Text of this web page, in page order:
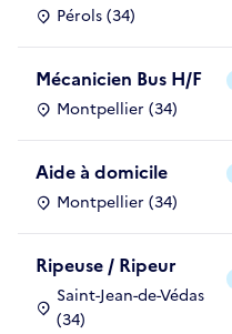
Pérols (34)
Mécanicien Bus H/F
Montpellier (34)
Aide à domicile
Montpellier (34)
Ripeuse / Ripeur
Saint-Jean-de-Védas
(34)